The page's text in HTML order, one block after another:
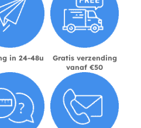
in 24-48u
Gratis verzending
vanaf €50